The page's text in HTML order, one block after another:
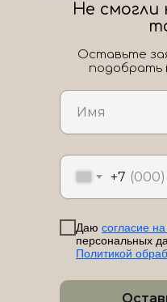
+7
Даю согласие
персональных
Политикой
Не
Оставьте
подобрать